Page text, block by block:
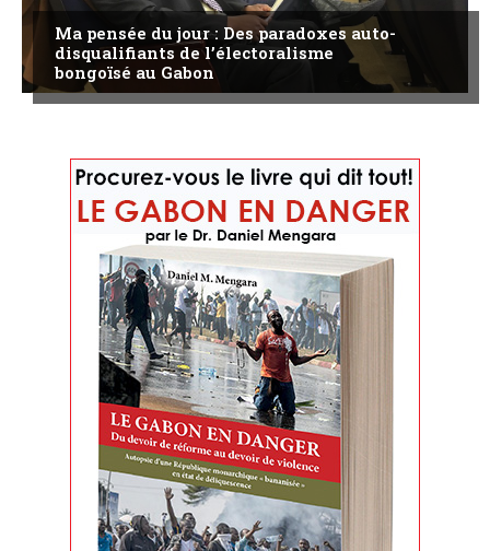
Ma pensée du jour : Des paradoxes auto-
disqualifiants de l’électoralisme
bongoïsé au Gabon